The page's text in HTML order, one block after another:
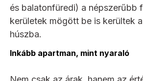
és balatonfüredi) a népszerűbb
kerületek mögött be is kerültek
húszba.
Inkább apartman, mint nyaraló